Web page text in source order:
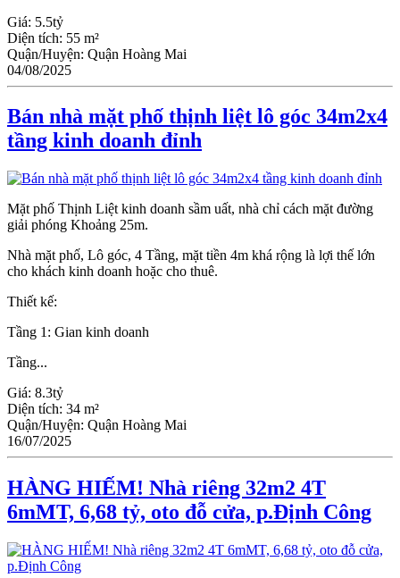
Giá: 5.5tỷ
Diện tích: 55 m²
Quận/Huyện: Quận Hoàng Mai
04/08/2025
Bán nhà mặt phố thịnh liệt lô góc 34m2x4
tầng kinh doanh đỉnh
Mặt phố Thịnh Liệt kinh doanh sầm uất, nhà chỉ cách mặt đường
giải phóng Khoảng 25m.
Nhà mặt phố, Lô góc, 4 Tầng, mặt tiền 4m khá rộng là lợi thế lớn
cho khách kinh doanh hoặc cho thuê.
Thiết kế:
Tầng 1: Gian kinh doanh
Tầng...
Giá: 8.3tỷ
Diện tích: 34 m²
Quận/Huyện: Quận Hoàng Mai
16/07/2025
HÀNG HIẾM! Nhà riêng 32m2 4T
6mMT, 6,68 tỷ, oto đỗ cửa, p.Định Công